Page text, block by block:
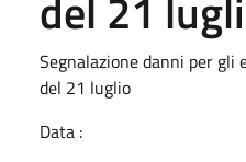
Segnalazione danni per
del 21 luglio
Data :